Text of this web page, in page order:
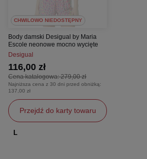
CHWILOWO NIEDOSTĘPNY
Body damski Desigual by Maria
Escole neonowe mocno wycięte
Desigual
Cena katalogowa:279,00 zł
116,00 zł
Najniższa cena z 30 dni przed obniżką:
137,00 zł
Przejdź do karty towaru
L